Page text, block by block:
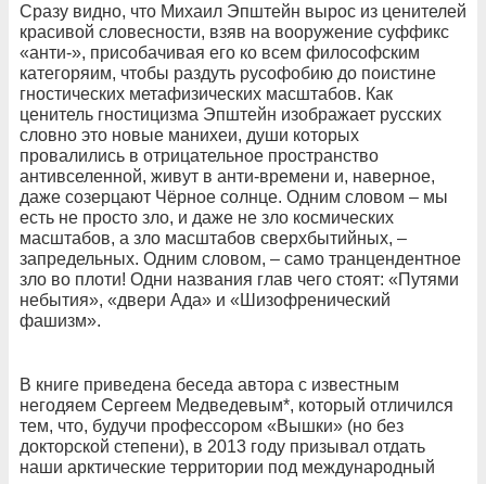
Сразу видно, что Михаил Эпштейн вырос из ценителей
красивой словесности, взяв на вооружение суффикс
«анти-», присобачивая его ко всем философским
категоряим, чтобы раздуть русофобию до поистине
гностических метафизических масштабов. Как
ценитель гностицизма Эпштейн изображает русских
словно это новые манихеи, души которых
провалились в отрицательное пространство
антивселенной, живут в анти-времени и, наверное,
даже созерцают Чёрное солнце. Одним словом – мы
есть не просто зло, и даже не зло космических
масштабов, а зло масштабов сверхбытийных, –
запредельных. Одним словом, – само транцендентное
зло во плоти! Одни названия глав чего стоят: «Путями
небытия», «двери Ада» и «Шизофренический
фашизм».
В книге приведена беседа автора с известным
негодяем Сергеем Медведевым*, который отличился
тем, что, будучи профессором «Вышки» (но без
докторской степени), в 2013 году призывал отдать
наши арктические территории под международный